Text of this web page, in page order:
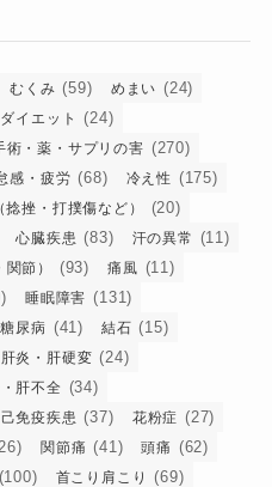
むくみ (59) めまい (24)
ダイエット (24)
術・薬・サプリの害 (270)
感・疲労 (68) 冷え性 (175)
捻挫・打撲傷など） (20)
心臓疾患 (83) 汗の異常 (11)
節） (93) 痛風 (11)
睡眠障害 (131)
糖尿病 (41) 結石 (15)
肝炎・肝硬変 (24)
肝不全 (34)
免疫疾患 (37) 花粉症 (27)
関節痛 (41) 頭痛 (62)
(100) 首こり肩こり (69)